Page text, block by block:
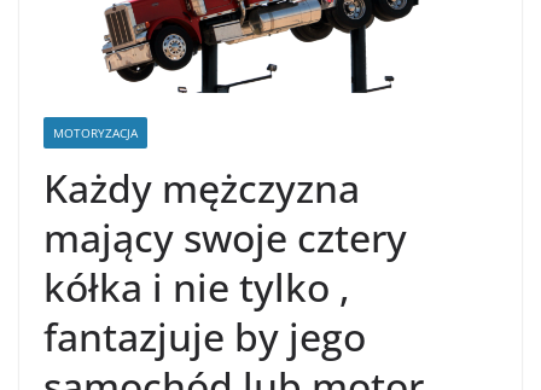
MOTORYZACJA
Każdy mężczyzna
mający swoje cztery
kółka i nie tylko ,
fantazjuje by jego